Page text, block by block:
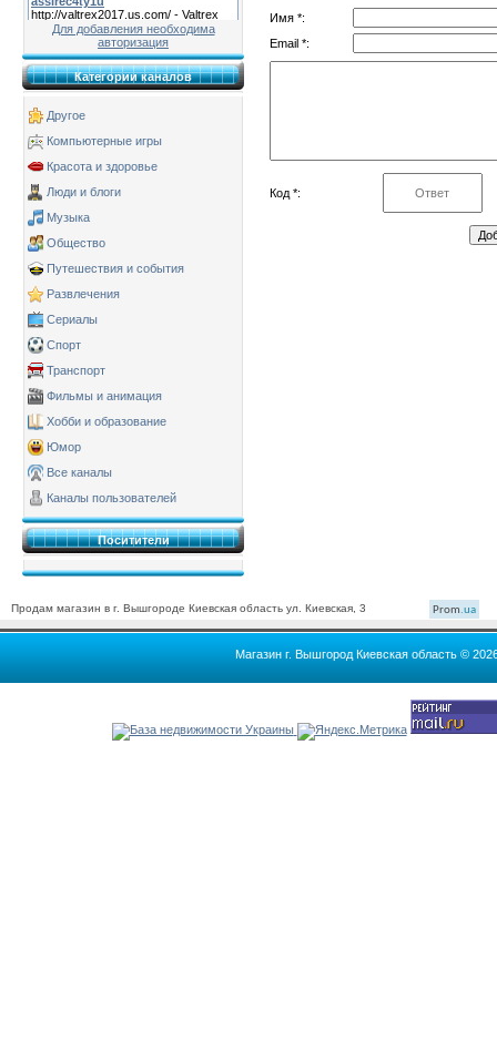
Для добавления необходима
авторизация
Категории каналов
Другое
Компьютерные игры
Красота и здоровье
Люди и блоги
Музыка
Общество
Путешествия и события
Развлечения
Сериалы
Спорт
Транспорт
Фильмы и анимация
Хобби и образование
Юмор
Все каналы
Каналы пользователей
Поситители
Имя *:
Email *:
Код *:
Продам магазин в г. Вышгороде Киевская область ул. Киевская, 3 Prom.ua
Магазин г. Вышгород Киевская область ©